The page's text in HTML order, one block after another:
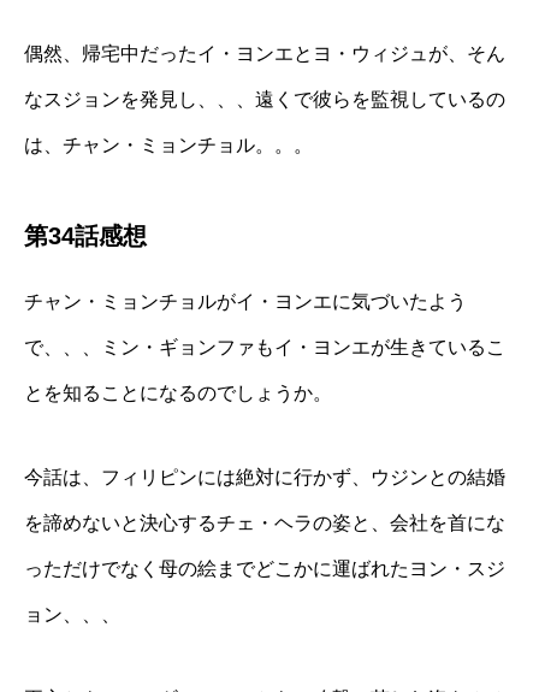
偶然、帰宅中だったイ・ヨンエとヨ・ウィジュが、そん
なスジョンを発見し、、、遠くで彼らを監視しているの
は、チャン・ミョンチョル。。。
第34話感想
チャン・ミョンチョルがイ・ヨンエに気づいたよう
で、、、ミン・ギョンファもイ・ヨンエが生きているこ
とを知ることになるのでしょうか。
今話は、フィリピンには絶対に行かず、ウジンとの結婚
を諦めないと決心するチェ・ヘラの姿と、会社を首にな
っただけでなく母の絵までどこかに運ばれたヨン・スジ
ョン、、、